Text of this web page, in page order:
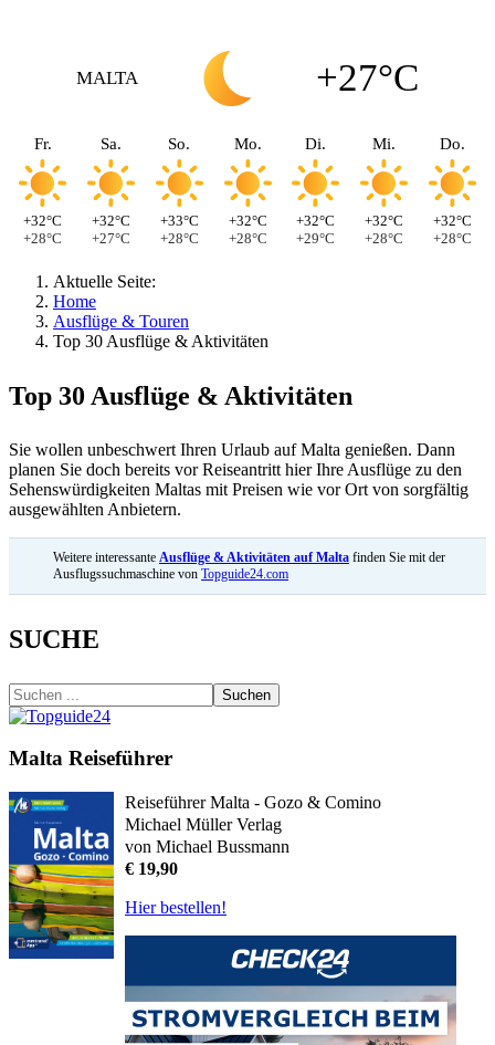
MALTA +27°C
Fr.
+32°C
+28°C
Sa.
+32°C
+27°C
So.
+33°C
+28°C
Mo.
+32°C
+28°C
Di.
+32°C
+29°C
Mi.
+32°C
+28°C
Do.
+32°C
+28°C
Aktuelle Seite:
Home
Ausflüge & Touren
Top 30 Ausflüge & Aktivitäten
Top 30 Ausflüge & Aktivitäten
Sie wollen unbeschwert Ihren Urlaub auf Malta genießen. Dann
planen Sie doch bereits vor Reiseantritt hier Ihre Ausflüge zu den
Sehenswürdigkeiten Maltas mit Preisen wie vor Ort von sorgfältig
ausgewählten Anbietern.
Weitere interessante Ausflüge & Aktivitäten auf Malta finden Sie mit der
Ausflugssuchmaschine von Topguide24.com
SUCHE
Suchen
Malta Reiseführer
Reiseführer Malta - Gozo & Comino
Michael Müller Verlag
von Michael Bussmann
€ 19,90
Hier bestellen!